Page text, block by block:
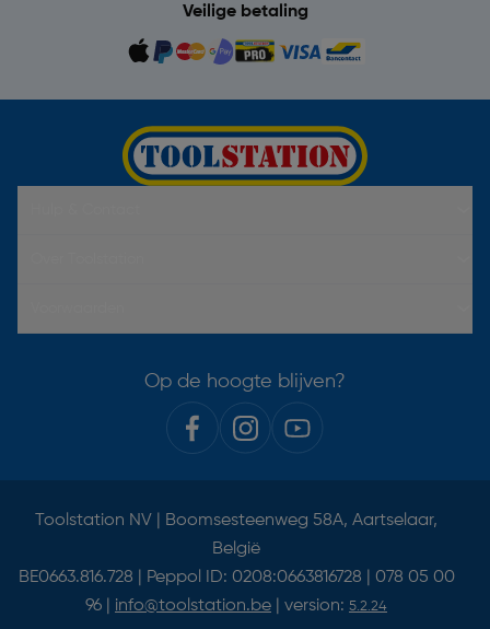
Veilige betaling
Op de hoogte blijven?
Toolstation NV | Boomsesteenweg 58A, Aartselaar,
België
BE0663.816.728 | Peppol ID: 0208:0663816728 | 078 05 00
96 | info@toolstation.be | version: 5.2.24